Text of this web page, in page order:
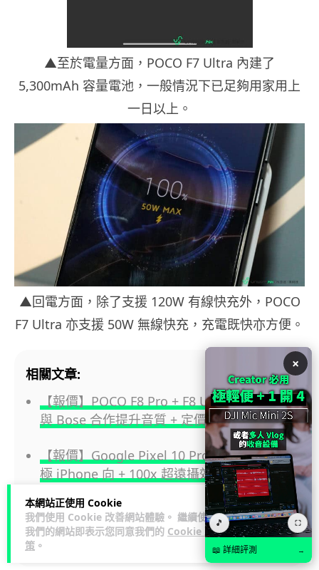
本網站正使用 Cookie
我們使用 Cookie 改善網站體驗。 繼續使用
我們的網站即表示您同意我們的 Cookie 政
策 。
▲至於電量方面，POCO F7 Ultra 內建了
5,300mAh 容量電池，一般情況下已足夠用家用上
一日以上。
▲回電方面，除了支援 120W 有線快充外，POCO
F7 Ultra 亦支援 50W 無線快充，充電既快亦方便。
相關文章:
【報價】POCO F8 Pro + F8 Ultra 香港開賣
與 Bose 合作提升音質 + 定價公佈
【報價】Google Pixel 10 Pro XL 速測 設計
極 iPhone 向 + 100x 超遠攝效果有驚喜
【報價】小米推新小平板 Pad Mini 同場發佈
入門 Redmi 平板 + 新 IoT 產品
×
🎵 ⛶
📖 詳細評測 →